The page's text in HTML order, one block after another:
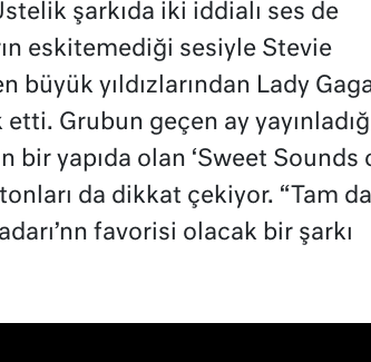
şarkıda iki iddialı ses de
eskitemediği sesiyle Stevie
büyük yıldızlarından Lady
Grubun geçen ay
bir yapıda olan ‘Sweet Sounds
da dikkat çekiyor. “Tam
favorisi olacak bir şarkı